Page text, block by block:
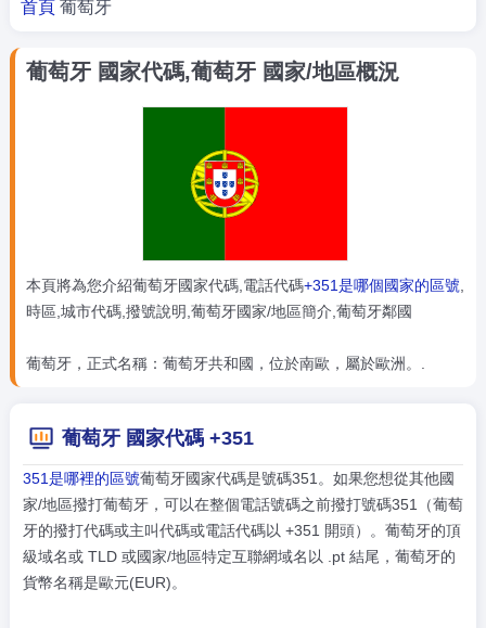
首頁 葡萄牙
葡萄牙 國家代碼,葡萄牙 國家/地區概況
本頁將為您介紹葡萄牙國家代碼,電話代碼+351是哪個國家的區號,
時區,城市代碼,撥號說明,葡萄牙國家/地區簡介,葡萄牙鄰國
葡萄牙，正式名稱：葡萄牙共和國，位於南歐，屬於歐洲。.
葡萄牙 國家代碼 +351
351是哪裡的區號葡萄牙國家代碼是號碼351。如果您想從其他國
家/地區撥打葡萄牙，可以在整個電話號碼之前撥打號碼351（葡萄
牙的撥打代碼或主叫代碼或電話代碼以 +351 開頭）。葡萄牙的頂
級域名或 TLD 或國家/地區特定互聯網域名以 .pt 結尾，葡萄牙的
貨幣名稱是歐元(EUR)。